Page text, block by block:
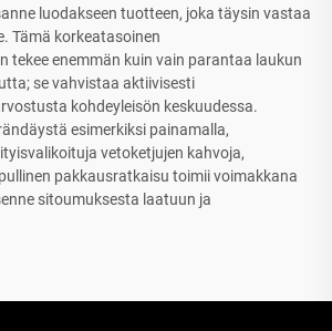
luodakseen tuotteen, joka täysin vastaa
Tämä korkeatasoinen
tekee enemmän kuin vain parantaa laukun
se vahvistaa aktiivisesti
kohdeyleisön keskuudessa.
esimerkiksi painamalla,
vetoketjujen kahvoja,
pakkausratkaisu toimii voimakkana
sitoumuksesta laatuun ja